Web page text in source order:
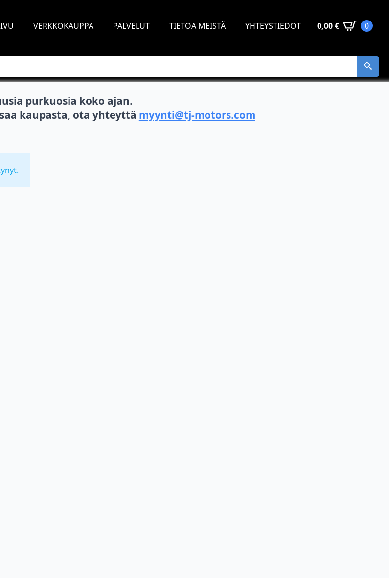
VERKKOKAUPPA PALVELUT TIETOA MEISTÄ YHTEYSTIEDOT 0,00€ 0
purkuosia koko ajan.
kaupasta, ota yhteyttä myynti@tj-motors.com